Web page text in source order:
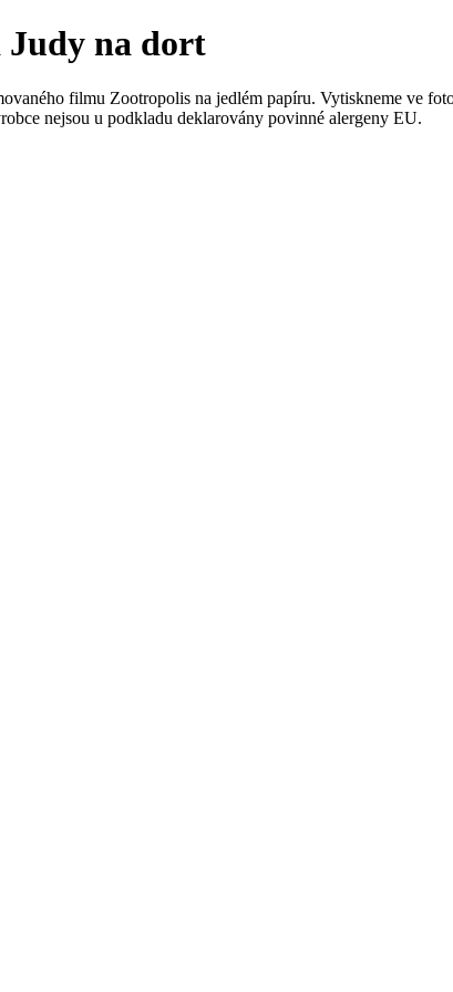
na dort
filmu Zootropolis na jedlém papíru. Vytiskneme ve
nejsou u podkladu deklarovány povinné alergeny EU.